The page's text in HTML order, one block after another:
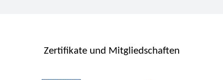
Zertifikate und Mitgliedschaften